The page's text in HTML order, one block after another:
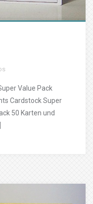
Value Pack
Cardstock Super
50 Karten und